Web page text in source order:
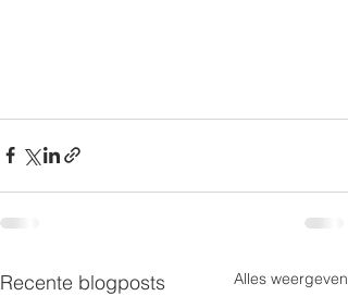
Recente blogposts Alles weergeven